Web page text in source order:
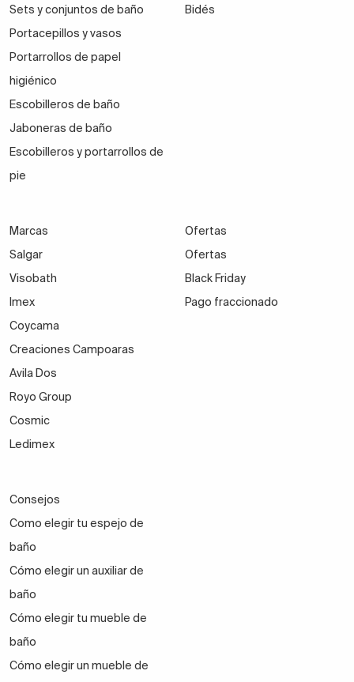
Sets y conjuntos de baño
Portacepillos y vasos
Portarrollos de papel
higiénico
Escobilleros de baño
Jaboneras de baño
Escobilleros y portarrollos de
pie
Bidés
Marcas
Salgar
Visobath
Imex
Coycama
Creaciones Campoaras
Avila Dos
Royo Group
Cosmic
Ledimex
Ofertas
Ofertas
Black Friday
Pago fraccionado
Consejos
Como elegir tu espejo de
baño
Cómo elegir un auxiliar de
baño
Cómo elegir tu mueble de
baño
Cómo elegir un mueble de